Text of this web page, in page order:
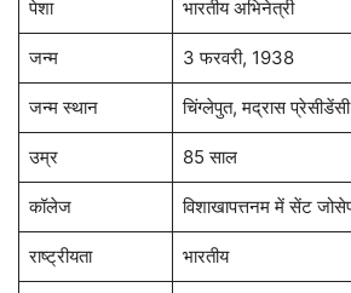
पेशा भारतीय अभिनेत्री
जन्म 3 फरवरी, 1938
जन्म स्थान चिंग्लेपुत, मद्रास
उम्र 85 साल
कॉलेज विशाखापत्तनम में सेंट
राष्ट्रीयता भारतीय